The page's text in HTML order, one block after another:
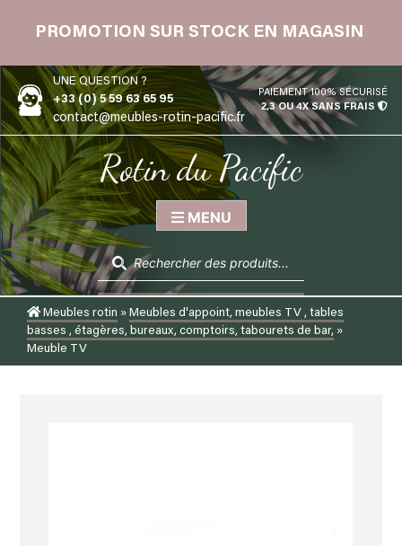
PROMOTION SUR STOCK EN MAGASIN
UNE QUESTION ?
+33 (0) 5 59 63 65 95
contact@meubles-rotin-pacific.fr
PAIEMENT 100% SÉCURISÉ
2,3 OU 4X SANS FRAIS
Rotin du Pacific
MENU
Recherche
de
produits
Meubles rotin » Meubles d'appoint, meubles TV , tables
basses , étagères, bureaux, comptoirs, tabourets de bar, »
Meuble TV